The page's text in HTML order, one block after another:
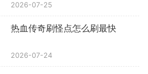
2026-07-25
热血传奇刷怪点怎么刷最快
2026-07-24